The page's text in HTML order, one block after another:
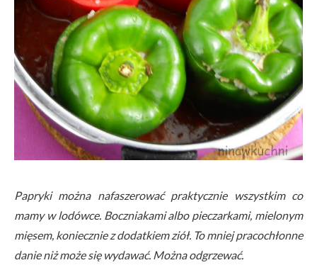
Papryki można nafaszerować praktycznie wszystkim co
mamy w lodówce. Boczniakami albo pieczarkami, mielonym
mięsem, koniecznie z dodatkiem ziół. To mniej pracochłonne
danie niż może się wydawać. Można odgrzewać.